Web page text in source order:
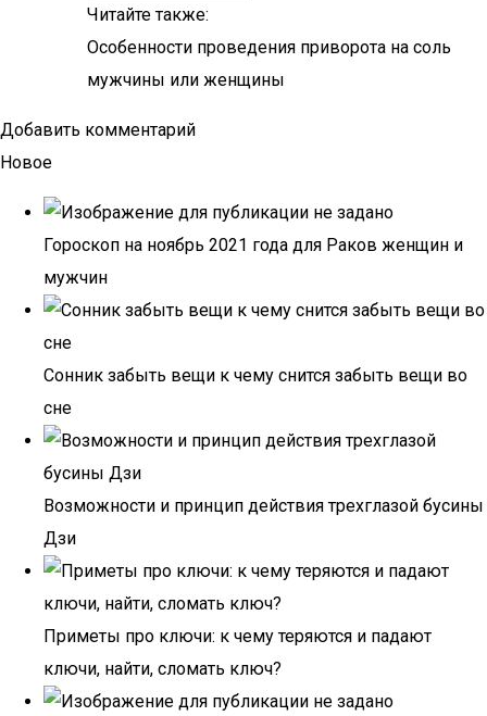
Читайте также:
Особенности проведения приворота на соль
мужчины или женщины
Добавить комментарий
Новое
Гороскоп на ноябрь 2021 года для Раков женщин и
мужчин
Сонник забыть вещи к чему снится забыть вещи во
сне
Возможности и принцип действия трехглазой бусины
Дзи
Приметы про ключи: к чему теряются и падают
ключи, найти, сломать ключ?